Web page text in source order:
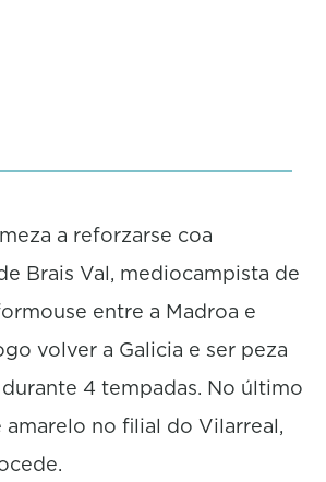
a reforzarse coa
Brais Val, mediocampista de
entre a Madroa e
volver a Galicia e ser peza
4 tempadas. No último
amarelo no filial do Vilarreal,